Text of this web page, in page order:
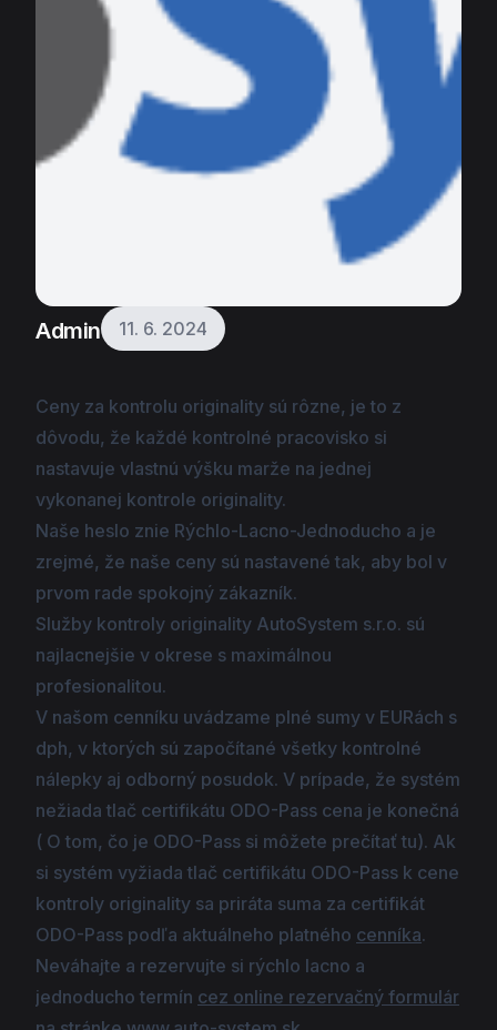
Admin 11. 6. 2024
Ceny za kontrolu originality sú rôzne, je to z
dôvodu, že každé kontrolné pracovisko si
nastavuje vlastnú výšku marže na jednej
vykonanej kontrole originality.
Naše heslo znie Rýchlo-Lacno-Jednoducho a je
zrejmé, že naše ceny sú nastavené tak, aby bol v
prvom rade spokojný zákazník.
Služby kontroly originality AutoSystem s.r.o. sú
najlacnejšie v okrese s maximálnou
profesionalitou.
V našom cenníku uvádzame plné sumy v EURách s
dph, v ktorých sú započítané všetky kontrolné
nálepky aj odborný posudok. V prípade, že systém
nežiada tlač certifikátu ODO-Pass cena je konečná
( O tom, čo je ODO-Pass si môžete prečítať tu). Ak
si systém vyžiada tlač certifikátu ODO-Pass k cene
kontroly originality sa priráta suma za certifikát
ODO-Pass podľa aktuálneho platného cenníka.
Neváhajte a rezervujte si rýchlo lacno a
jednoducho termín cez online rezervačný formulár